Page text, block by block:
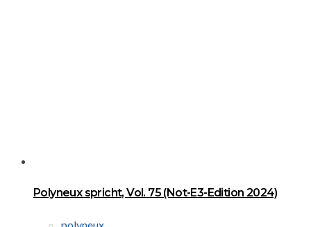
Polyneux spricht, Vol. 75 (Not-E3-Edition 2024)